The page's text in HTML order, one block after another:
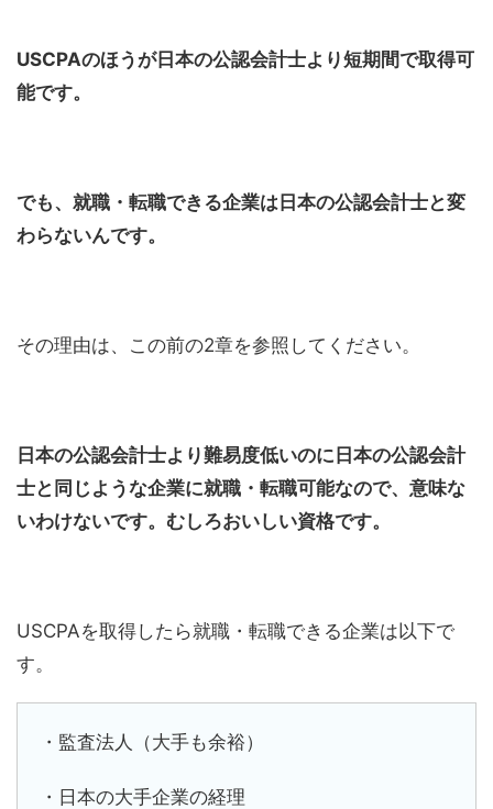
USCPAのほうが日本の公認会計士より短期間で取得可
能です。
でも、就職・転職できる企業は日本の公認会計士と変
わらないんです。
その理由は、この前の2章を参照してください。
日本の公認会計士より難易度低いのに日本の公認会計
士と同じような企業に就職・転職可能なので、意味な
いわけないです。むしろおいしい資格です。
USCPAを取得したら就職・転職できる企業は以下で
す。
・監査法人（大手も余裕）
・日本の大手企業の経理